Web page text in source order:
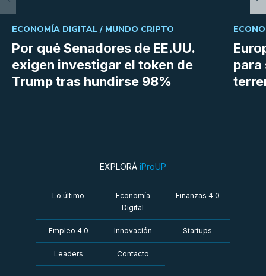
Por qué Senadores de EE.UU.
exigen investigar el token de
Trump tras hundirse 98%
ECONOMÍA DIGITAL / MUNDO CRIPTO
para
EXPLORÁ iProUP
Lo último
Economía
Digital
Finanzas 4.0
Empleo 4.0 Innovación Startups
Leaders Contacto